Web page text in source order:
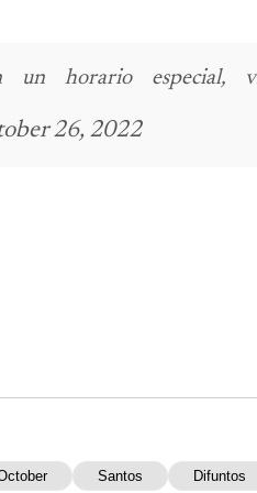
horario especial,
26, 2022
Santos Difuntos